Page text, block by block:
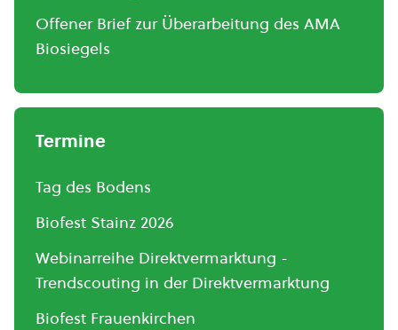
Offener Brief zur Überarbeitung des AMA
Biosiegels
Termine
Tag des Bodens
Biofest Stainz 2026
Webinarreihe Direktvermarktung -
Trendscouting in der Direktvermarktung
Biofest Frauenkirchen